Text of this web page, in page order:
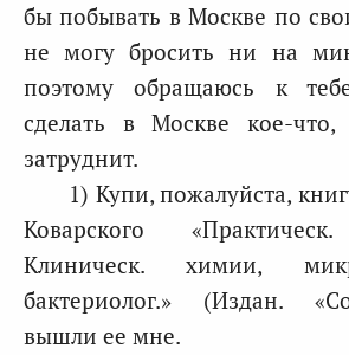
бы побывать в Москве по
не могу бросить ни на
поэтому обращаюсь к
сделать в Москве кое-
затруднит.
1) Купи, пожалуйста,
Коварского
Клиническ. химии,
бактериолог.» (Издан.
вышли ее мне.